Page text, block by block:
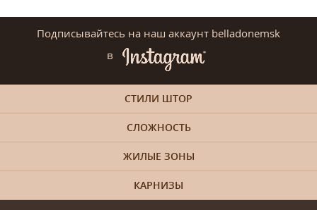
Подписывайтесь на наш аккаунт belladonemsk
в
СТИЛИ ШТОР
СЛОЖНОСТЬ
ЖИЛЫЕ ЗОНЫ
КАРНИЗЫ